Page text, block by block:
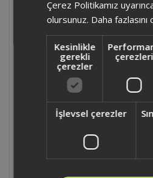
uygundur?
AR5175 - Arzum Sateen
Epilasyon Seti Cihazın hız
kademelidir?
Epilasyon Seti Epilasyon
AR5175 - Arzum Sateen
Çerez Politikamız
olursunuz. Daha fazlasını
Kesinlikle
gerekli
çerezler
çerezleri
İşlevsel çerezler